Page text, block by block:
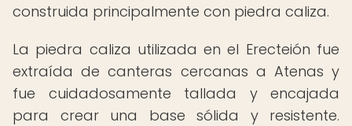
construida principalmente con piedra caliza.
La piedra caliza utilizada en el Erecteión fue
extraída de canteras cercanas a Atenas y
fue cuidadosamente tallada y encajada
para crear una base sólida y resistente.